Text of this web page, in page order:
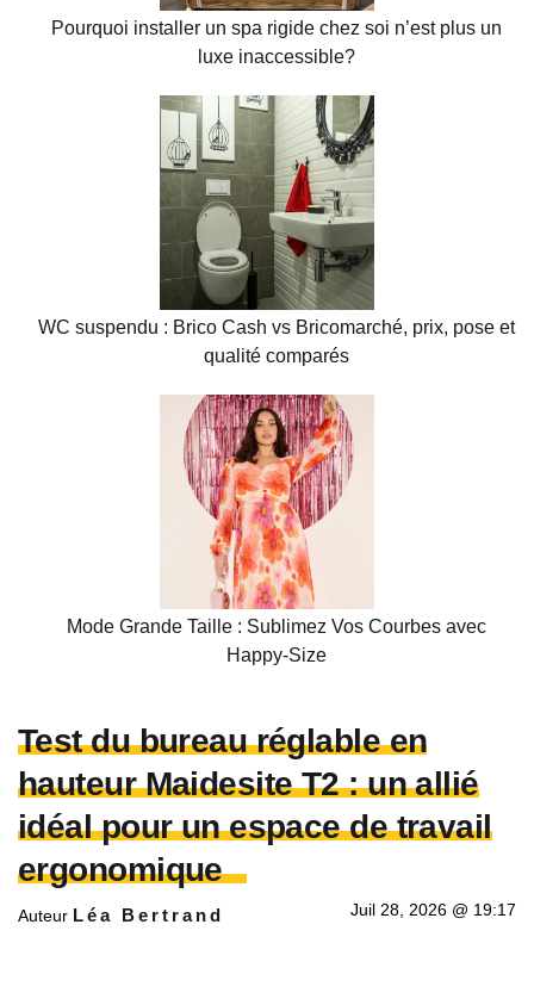
Pourquoi installer un spa rigide chez soi n’est plus un
luxe inaccessible?
WC suspendu : Brico Cash vs Bricomarché, prix, pose et
qualité comparés
Mode Grande Taille : Sublimez Vos Courbes avec
Happy-Size
Test du bureau réglable en
hauteur Maidesite T2 : un allié
idéal pour un espace de travail
ergonomique
Auteur Léa Bertrand Juil 28, 2026 @ 19:17